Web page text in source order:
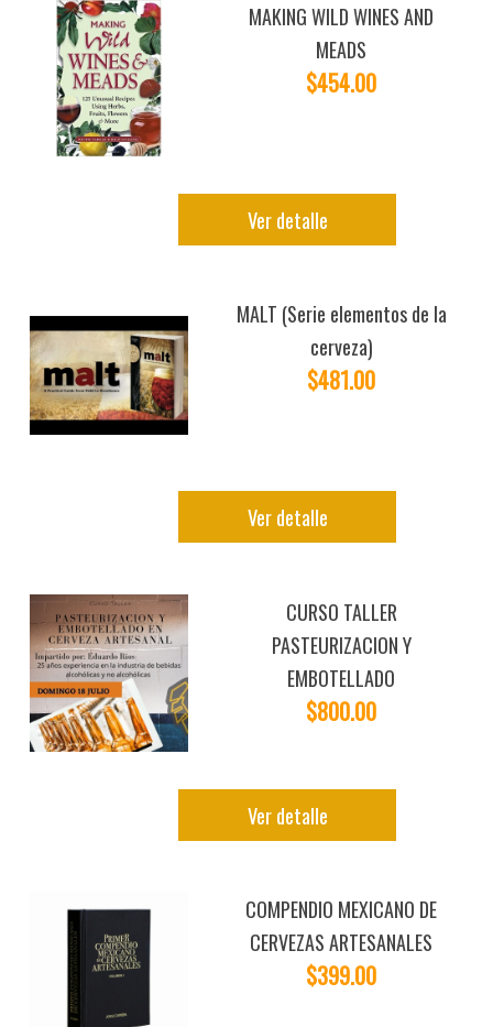
MAKING WILD WINES AND
MEADS
$454.00
Ver detalle
MALT (Serie elementos de la
cerveza)
$481.00
Ver detalle
CURSO TALLER
PASTEURIZACION Y
EMBOTELLADO
$800.00
Ver detalle
COMPENDIO MEXICANO DE
CERVEZAS ARTESANALES
$399.00